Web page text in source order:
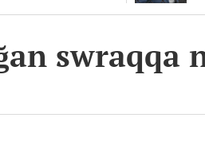
swraqqa